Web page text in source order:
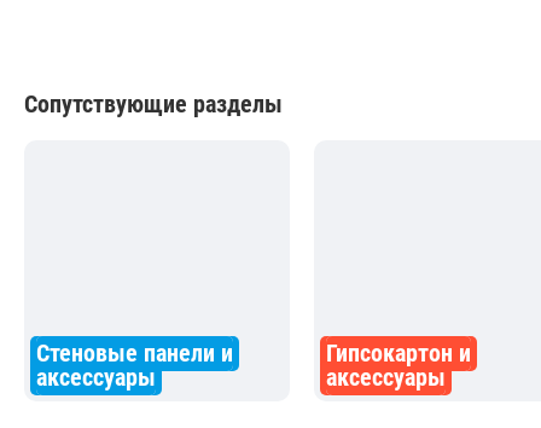
Сопутствующие разделы
Стеновые панели и
аксессуары
Гипсокартон и
аксессуары